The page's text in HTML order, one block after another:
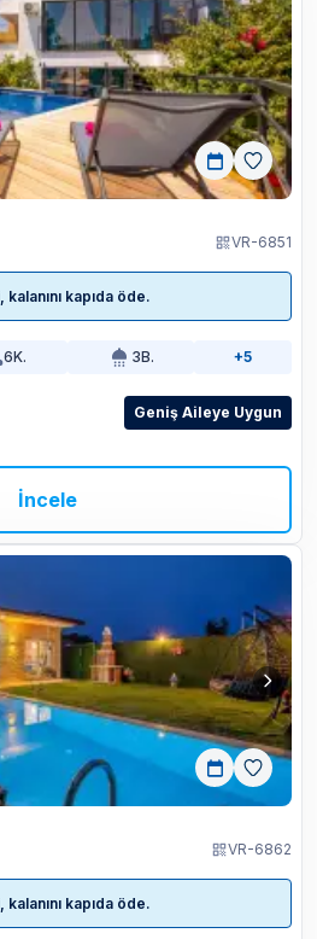
VR-6851
kapıda öde.
6K. 3B. +5
Geniş Aileye Uygun
İncele
VR-6862
kapıda öde.